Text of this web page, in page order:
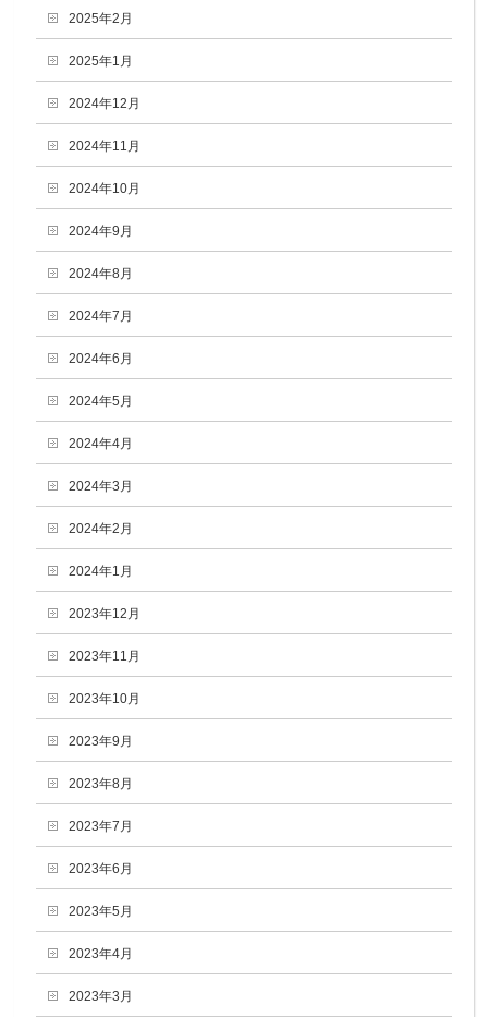
2025年2月
2025年1月
2024年12月
2024年11月
2024年10月
2024年9月
2024年8月
2024年7月
2024年6月
2024年5月
2024年4月
2024年3月
2024年2月
2024年1月
2023年12月
2023年11月
2023年10月
2023年9月
2023年8月
2023年7月
2023年6月
2023年5月
2023年4月
2023年3月